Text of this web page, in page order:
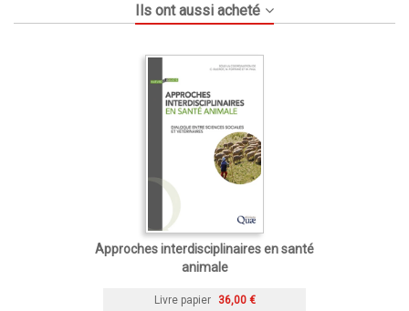
Ils ont aussi acheté
Approches interdisciplinaires en santé
animale
Livre papier 36,00 €